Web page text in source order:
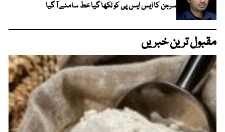
سرجن کا ایس ایس پی کو لکھا گیا خط سامنے آ گیا
مقبول ترین خبریں